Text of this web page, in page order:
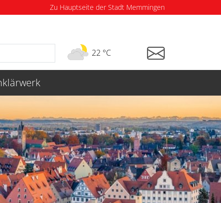
Zu Hauptseite der Stadt Memmingen
22 °C